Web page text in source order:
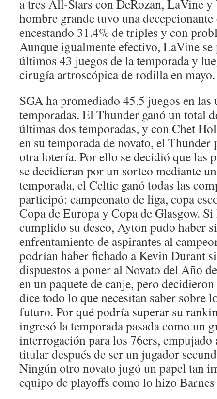
a tres All-Stars con DeRozan, LaVine
hombre grande tuvo una
encestando 31.4% de triples y con
Aunque igualmente efectivo, LaVine
últimos 43 juegos de la temporada y
cirugía artroscópica de rodilla en mayo.
SGA ha promediado 45.5 juegos en las
temporadas. El Thunder ganó un total
últimas dos temporadas, y con Chet
en su temporada de novato, el
otra lotería. Por ello se decidió que las
se decidieran por un sorteo mediante
temporada, el Celtic ganó todas las
participó: campeonato de liga, copa
Copa de Europa y Copa de Glasgow.
cumplido su deseo, Ayton pudo haber
enfrentamiento de aspirantes al
podrían haber fichado a Kevin Durant
dispuestos a poner al Novato del Año
en un paquete de canje, pero
dice todo lo que necesitan saber sobre
futuro. Por qué podría superar su
ingresó la temporada pasada como un
interrogación para los 76ers,
titular después de ser un jugador
Ningún otro novato jugó un papel tan
equipo de playoffs como lo hizo Barnes